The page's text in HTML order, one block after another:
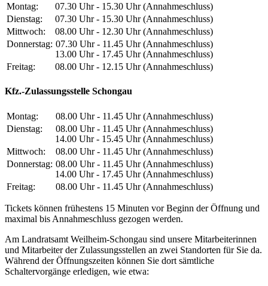
Montag:
07.30 Uhr - 15.30 Uhr (Annahmeschluss)
Dienstag:
07.30 Uhr - 15.30 Uhr (Annahmeschluss)
Mittwoch:
08.00 Uhr - 12.30 Uhr (Annahmeschluss)
Donnerstag: 07.30 Uhr - 11.45 Uhr (Annahmeschluss)
13.00 Uhr - 17.45 Uhr (Annahmeschluss)
Freitag:
08.00 Uhr - 12.15 Uhr (Annahmeschluss)
Kfz.-Zulassungsstelle Schongau
Montag:
08.00 Uhr - 11.45 Uhr (Annahmeschluss)
Dienstag:
08.00 Uhr - 11.45 Uhr (Annahmeschluss)
14.00 Uhr - 15.45 Uhr (Annahmeschluss)
Mittwoch:
08.00 Uhr - 11.45 Uhr (Annahmeschluss)
Donnerstag: 08.00 Uhr - 11.45 Uhr (Annahmeschluss)
14.00 Uhr - 17.45 Uhr (Annahmeschluss)
Freitag:
08.00 Uhr - 11.45 Uhr (Annahmeschluss)
Tickets können frühestens 15 Minuten vor Beginn der Öffnung und
maximal bis Annahmeschluss gezogen werden.
Am Landratsamt Weilheim-Schongau sind unsere Mitarbeiterinnen
und Mitarbeiter der Zulassungsstellen an zwei Standorten für Sie da.
Während der Öffnungszeiten können Sie dort sämtliche
Schaltervorgänge erledigen, wie etwa: